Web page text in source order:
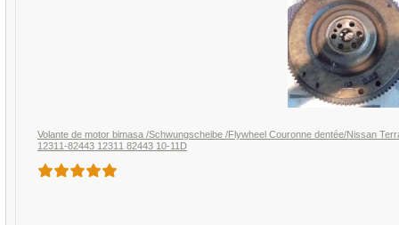
Volante de motor bimasa /Schwungscheibe /Flywheel Couronne dentée/Nissan
12311-82443 12311 82443 10-11D